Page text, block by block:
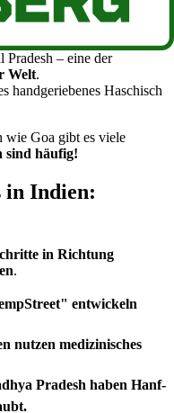
Pradesh – eine der
Welt.
handgeriebenes Haschisch
wie Goa gibt es viele
sind häufig!
in Indien:
in Richtung
.
entwickeln
nutzen medizinisches
Pradesh haben Hanf-